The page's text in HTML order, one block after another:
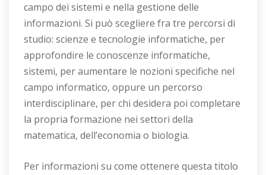
campo dei sistemi e nella gestione delle
informazioni. Si può scegliere fra tre percorsi di
studio: scienze e tecnologie informatiche, per
approfondire le conoscenze informatiche,
sistemi, per aumentare le nozioni specifiche nel
campo informatico, oppure un percorso
interdisciplinare, per chi desidera poi completare
la propria formazione nei settori della
matematica, dell’economia o biologia.
Per informazioni su come ottenere questa titolo